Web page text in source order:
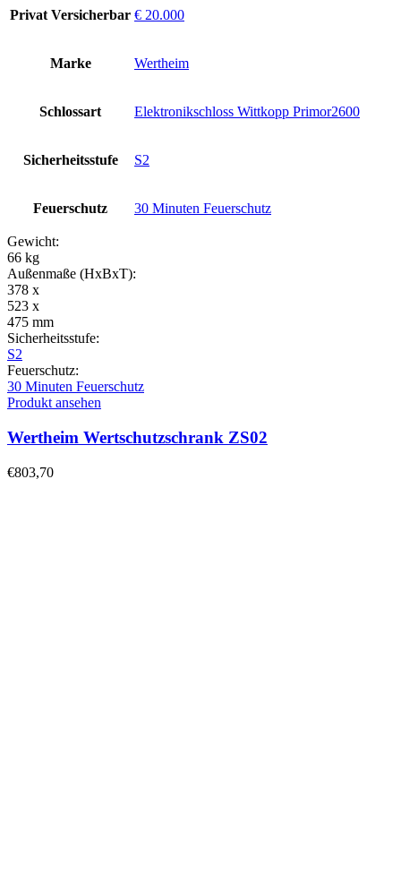
Privat Versicherbar € 20.000
Marke Wertheim
Schlossart Elektronikschloss Wittkopp Primor2600
Sicherheitsstufe S2
Feuerschutz 30 Minuten Feuerschutz
Gewicht:
66 kg
Außenmaße (HxBxT):
378 x
523 x
475 mm
Sicherheitsstufe:
S2
Feuerschutz:
30 Minuten Feuerschutz
Produkt ansehen
Wertheim Wertschutzschrank ZS02
€803,70